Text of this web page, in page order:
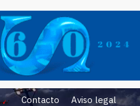
Contacto Aviso legal